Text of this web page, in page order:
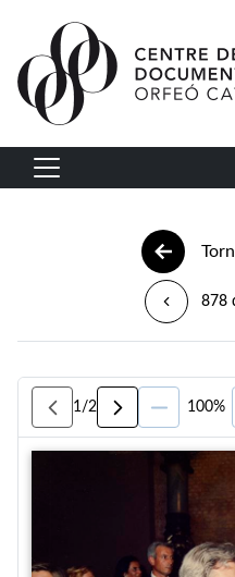
Vés al contingut
Navegació principal
878
1 /2 100%